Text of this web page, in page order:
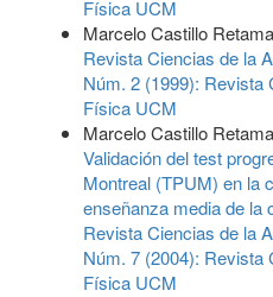
Física UCM
Marcelo Castillo
Revista Ciencias de la
Núm. 2 (1999): Revista
Física UCM
Marcelo Castillo
Validación del test
Montreal (TPUM) en la
enseñanza media de la
Revista Ciencias de la
Núm. 7 (2004): Revista
Física UCM